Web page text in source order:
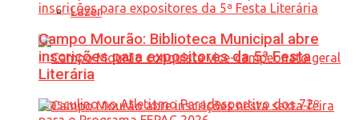
Lazer
Campo Mourão: Biblioteca Municipal abre
inscrições para expositores da 5ª Festa
Literária